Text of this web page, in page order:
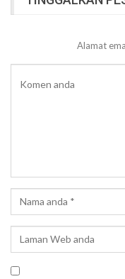
Alamat